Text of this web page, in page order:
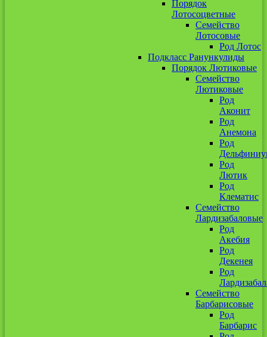
Порядок
Лотосоцветные
Семейство
Лотосовые
Род Лотос
Подкласс Ранункулиды
Порядок Лютиковые
Семейство
Лютиковые
Род
Аконит
Род
Анемона
Род
Род
Лютик
Род
Клематис
Семейство
Лардизабаловые
Род
Акебия
Род
Декенея
Род
Семейство
Барбарисовые
Род
Барбарис